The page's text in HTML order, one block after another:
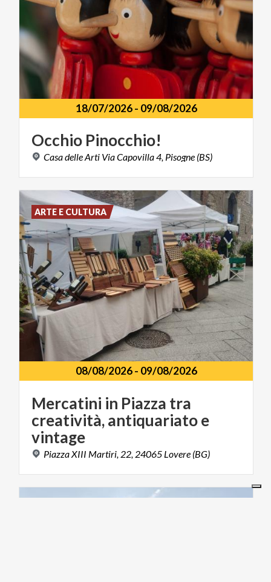
18/07/2026- 09/08/2026
Occhio Pinocchio!
CasadelleArti ViaCapovilla4, Pisogne (BS)
08/08/2026- 09/08/2026
Mercatini in Piazza tra
creatività, antiquariato e
vintage
Piazza XIII Martiri, 22, 24065 Lovere (BG)
ARTE E CULTURA